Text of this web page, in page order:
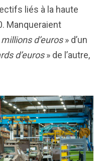
liés à la haute
Manqueraient
d’euros» d’un
d’euros» de l’autre,